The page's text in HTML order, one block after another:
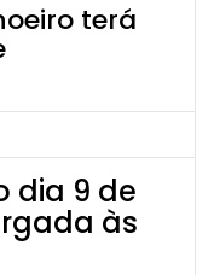
terá
dia 9 de
às